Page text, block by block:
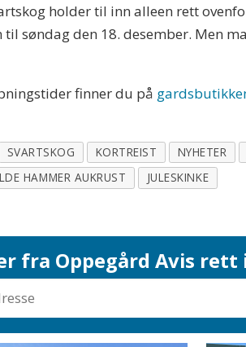
holder til inn alleen rett
til søndag den 18. desember. Men
finner du på
SVARTSKOG KORTREIST NYHETER
HAMMER AUKRUST
JULESKINKE
fra Oppegård Avis